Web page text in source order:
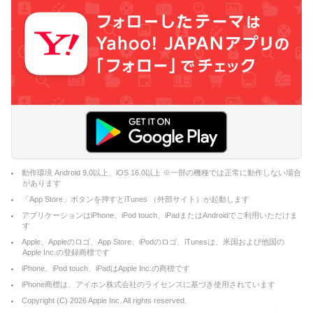
動作環境 Android 9.0以上、iOS 16.0以上 ※一部の機種では正常に動作しない場合
があります
「App Store」ボタンを押すとiTunes （外部サイト）が起動します
アプリケーションはiPhone、iPod touch、iPadまたはAndroidでご利用いただけま
す
Apple、Appleのロゴ、App Store、iPodのロゴ、iTunesは、米国および他国の
Apple Inc.の登録商標です
iPhone、iPod touch、iPadはApple Inc.の商標です
iPhone商標は、アイホン株式会社のライセンスに基づき使用されています
Copyright (C) 2026Apple Inc. All rights reserved.